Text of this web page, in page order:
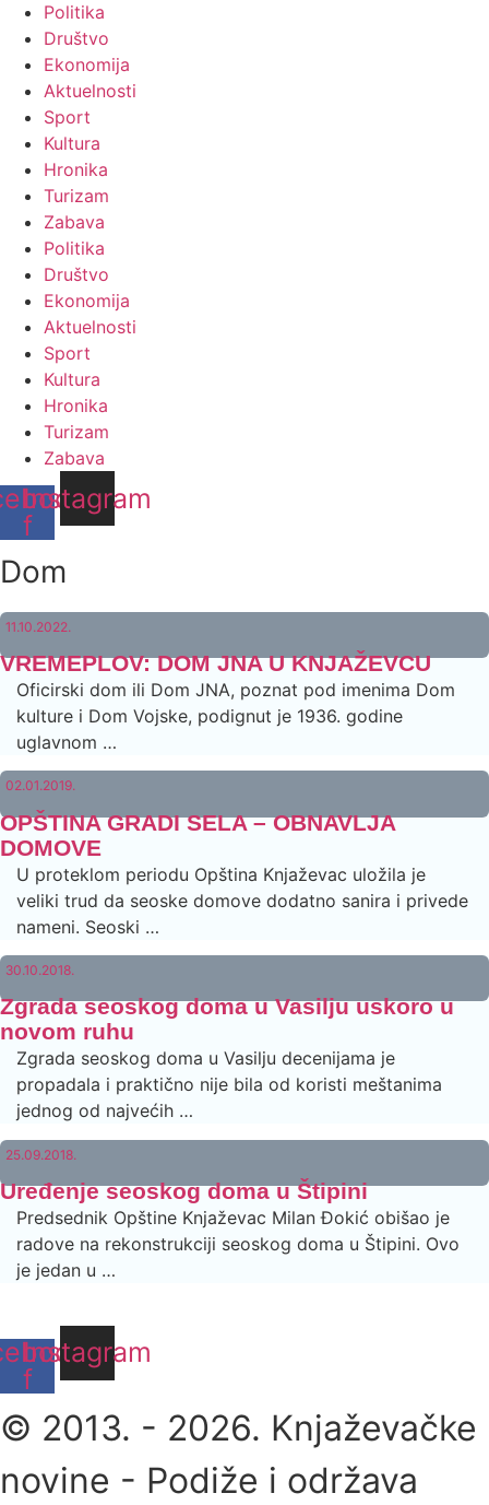
Politika
Društvo
Ekonomija
Aktuelnosti
Sport
Kultura
Hronika
Turizam
Zabava
Politika
Društvo
Ekonomija
Aktuelnosti
Sport
Kultura
Hronika
Turizam
Zabava
f
Instagram
Dom
11.10.2022.
VREMEPLOV: DOM JNA U KNJAŽEVCU
Oficirski dom ili Dom JNA, poznat pod imenima Dom
kulture i Dom Vojske, podignut je 1936. godine
uglavnom …
02.01.2019.
OPŠTINA GRADI SELA – OBNAVLJA
DOMOVE
U proteklom periodu Opština Knjaževac uložila je
veliki trud da seoske domove dodatno sanira i privede
nameni. Seoski …
30.10.2018.
Zgrada seoskog doma u Vasilju uskoro u
novom ruhu
Zgrada seoskog doma u Vasilju decenijama je
propadala i praktično nije bila od koristi meštanima
jednog od najvećih …
25.09.2018.
Uređenje seoskog doma u Štipini
Predsednik Opštine Knjaževac Milan Đokić obišao je
radove na rekonstrukciji seoskog doma u Štipini. Ovo
je jedan u …
f
Instagram
© 2013. - 2026. Knjaževačke
novine - Podiže i održava